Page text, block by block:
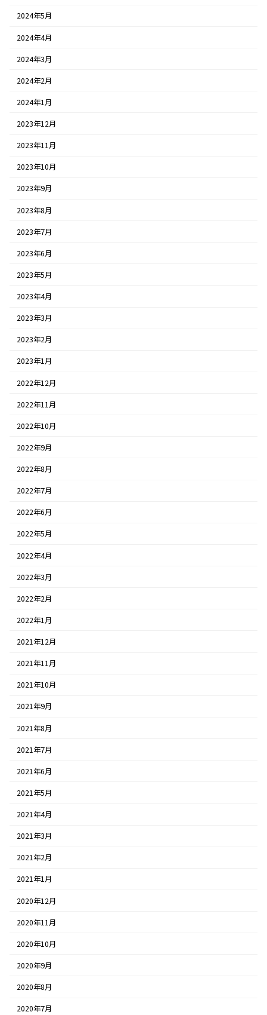
2024年5月
2024年4月
2024年3月
2024年2月
2024年1月
2023年12月
2023年11月
2023年10月
2023年9月
2023年8月
2023年7月
2023年6月
2023年5月
2023年4月
2023年3月
2023年2月
2023年1月
2022年12月
2022年11月
2022年10月
2022年9月
2022年8月
2022年7月
2022年6月
2022年5月
2022年4月
2022年3月
2022年2月
2022年1月
2021年12月
2021年11月
2021年10月
2021年9月
2021年8月
2021年7月
2021年6月
2021年5月
2021年4月
2021年3月
2021年2月
2021年1月
2020年12月
2020年11月
2020年10月
2020年9月
2020年8月
2020年7月